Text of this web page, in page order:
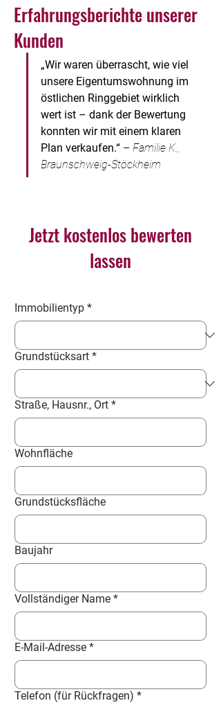
Erfahrungsberichte unserer
Kunden
„Wir waren überrascht, wie viel
unsere Eigentumswohnung im
östlichen Ringgebiet wirklich
wert ist – dank der Bewertung
konnten wir mit einem klaren
Plan verkaufen.“ – Familie K.,
Braunschweig-Stöckheim
Jetzt kostenlos bewerten
lassen
Immobilientyp *
Grundstücksart *
Straße, Hausnr., Ort *
Wohnfläche
Grundstücksfläche
Baujahr
Vollständiger Name *
E-Mail-Adresse *
Telefon (für Rückfragen) *